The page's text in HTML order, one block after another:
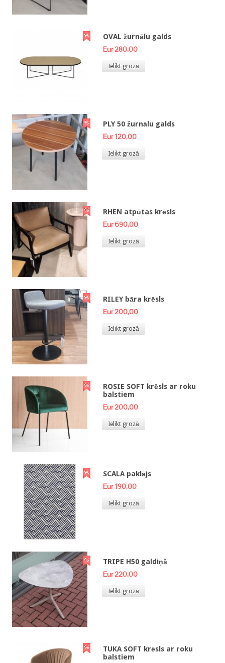
OVAL žurnālu galds
Eur 280,00
Ielikt grozā
PLY 50 žurnālu galds
Eur 120,00
Ielikt grozā
RHEN atpūtas krēsls
Eur 690,00
Ielikt grozā
RILEY bāra krēsls
Eur 200,00
Ielikt grozā
ROSIE SOFT krēsls ar roku
balstiem
Eur 200,00
Ielikt grozā
SCALA paklājs
Eur 190,00
Ielikt grozā
TRIPE H50 galdiņš
Eur 220,00
Ielikt grozā
TUKA SOFT krēsls ar roku
balstiem